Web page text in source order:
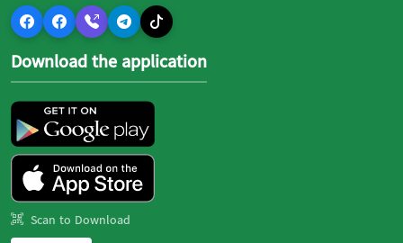
Download the application
Scan to Download